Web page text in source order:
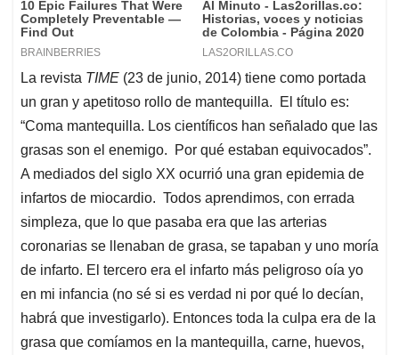
La revista TIME (23 de junio, 2014) tiene como portada
un gran y apetitoso rollo de mantequilla. El título es:
“Coma mantequilla. Los científicos han señalado que las
grasas son el enemigo. Por qué estaban equivocados”.
A mediados del siglo XX ocurrió una gran epidemia de
infartos de miocardio. Todos aprendimos, con errada
simpleza, que lo que pasaba era que las arterias
coronarias se llenaban de grasa, se tapaban y uno moría
de infarto. El tercero era el infarto más peligroso oía yo
en mi infancia (no sé si es verdad ni por qué lo decían,
habrá que investigarlo). Entonces toda la culpa era de la
grasa que comíamos en la mantequilla, carne, huevos,